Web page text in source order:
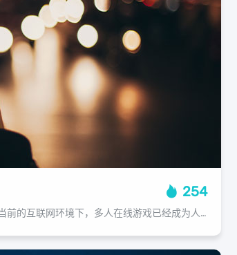
254
为何会出现多人游戏在线不显示的情况？在当前的互联网环境下，多人在线游戏已经成为人们日常生活中不可或缺的一部分，一些玩家可能会遇到一个问题，那就是为什么他们的多人游戏会在网络环境中消失，而其他人却可以正常玩游戏，这种现象往往让...